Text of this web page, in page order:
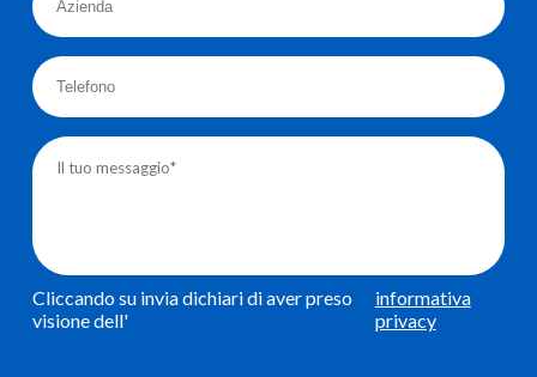
Cliccando su invia dichiari di aver preso
visione dell'
informativa
privacy